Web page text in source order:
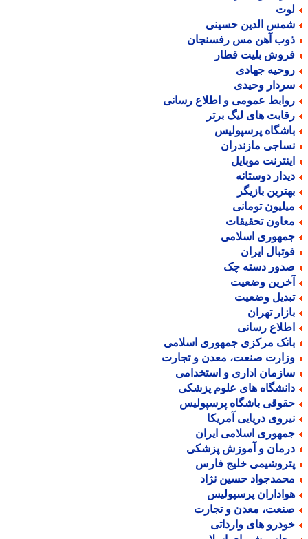
الدین حسینی
آهن مس رفسنجان
بلیت قطار
جهادی
وحیدی
عمومی و اطلاع رسانی
های لیگ برتر
پرسپولیس
مازندران
موبایل
دوستانه
بازیگر
تومانی
تحقیقات
اسلامی
ایران
دسته چک
وضعیت
وضعیت
تهران
رسانی
مرکزی جمهوری اسلامی
صنعت، معدن و تجارت
اداری و استخدامی
های علوم پزشکی
باشگاه پرسپولیس
دریایی آمریکا
اسلامی ایران
و آموزش پزشکی
خلیج فارس
حسین نژاد
پرسپولیس
معدن و تجارت
های وارداتی